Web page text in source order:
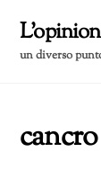
content
un diverso
cancro